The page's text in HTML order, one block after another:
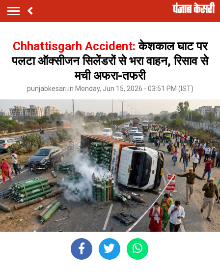
Chhattisgarh Accident:केशकाल घाट पर
पलटा ऑक्सीजन सिलेंडरों से भरा वाहन, रिसाव से
मची अफरा-तफरी
punjabkesari.in Monday, Jun 15, 2026 - 03:51 PM (IST)